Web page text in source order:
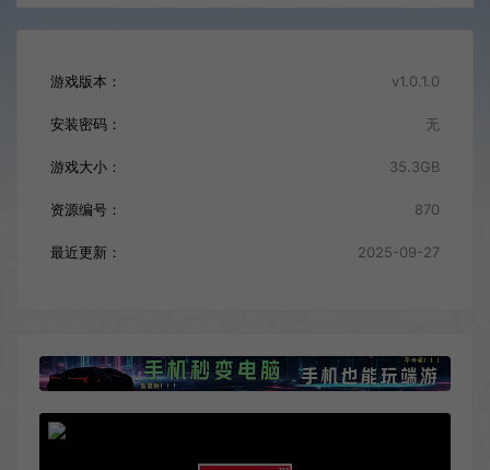
游戏版本： v1.0.1.0
安装密码： 无
游戏大小： 35.3GB
资源编号： 870
最近更新： 2025-09-27